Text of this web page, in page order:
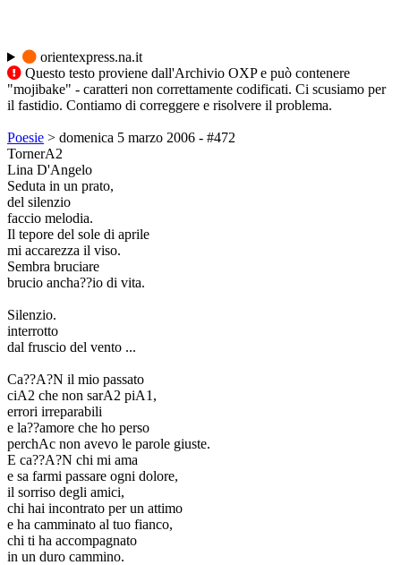
orientexpress.na.it
Questo testo proviene dall'Archivio OXP e può contenere
"mojibake" - caratteri non correttamente codificati. Ci scusiamo per
il fastidio. Contiamo di correggere e risolvere il problema.
Poesie > domenica 5 marzo 2006 - #472
TornerA2
Lina D'Angelo
Seduta in un prato,
del silenzio
faccio melodia.
Il tepore del sole di aprile
mi accarezza il viso.
Sembra bruciare
brucio ancha??io di vita.
Silenzio.
interrotto
dal fruscio del vento ...
Ca??A?N il mio passato
ciA2 che non sarA2 piA1,
errori irreparabili
e la??amore che ho perso
perchAc non avevo le parole giuste.
E ca??A?N chi mi ama
e sa farmi passare ogni dolore,
il sorriso degli amici,
chi hai incontrato per un attimo
e ha camminato al tuo fianco,
chi ti ha accompagnato
in un duro cammino.